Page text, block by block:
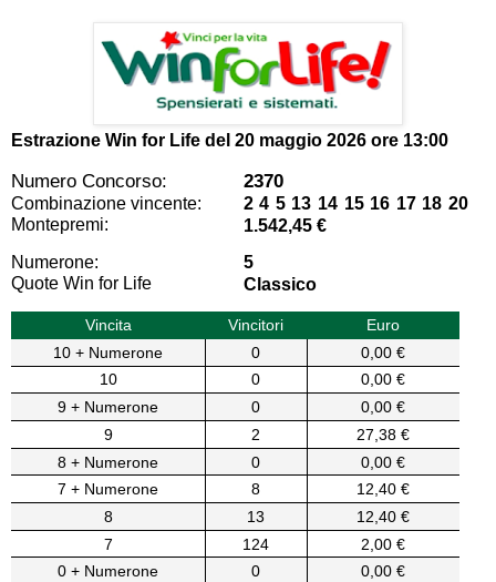
Estrazione Win for Life del 20 maggio 2026 ore 13:00
Numero Concorso: 2370
Combinazione vincente:
2 4 5 13 14 15 16 17 18 20
Montepremi:
1.542,45 €
Numerone:
5
Quote Win for Life
Classico
Vincita Vincitori
Euro
10 + Numerone
0
0,00 €
10
0
0,00 €
9 + Numerone
0
0,00 €
9
2
27,38 €
8 + Numerone
0
0,00 €
7 + Numerone
8
12,40 €
8
13
12,40 €
7
124
2,00 €
0 + Numerone
0
0,00 €